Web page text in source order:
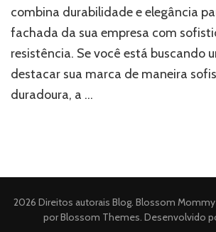
inox
escovado:
Durabilidade
e
elegância
para
combina durabilidade e elegância
fachada da sua empresa com
resistência. Se você está buscando
destacar sua marca de maneira
duradoura, a …
2026 Direitos autorais Blog. Blossom
porBlossom Themes. Desenvolvido